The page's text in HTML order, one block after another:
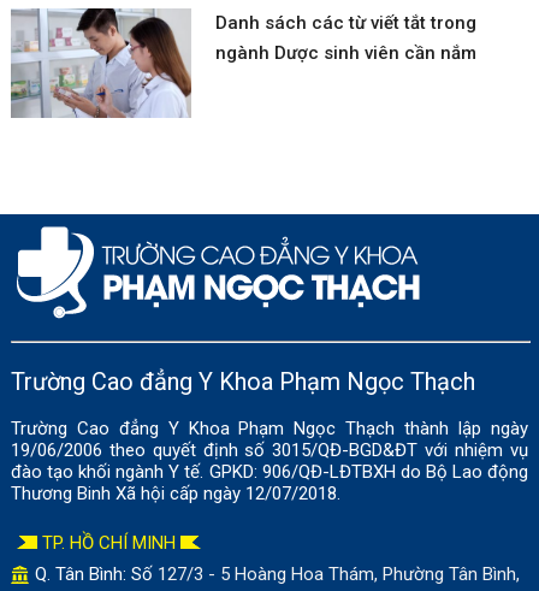
Danh sách các từ viết tắt trong
ngành Dược sinh viên cần nắm
Trường Cao đẳng Y Khoa Phạm Ngọc Thạch
Trường Cao đẳng Y Khoa Phạm Ngọc Thạch thành lập ngày
19/06/2006 theo quyết định số 3015/QĐ-BGD&ĐT với nhiệm vụ
đào tạo khối ngành Y tế. GPKD: 906/QĐ-LĐTBXH do Bộ Lao động
Thương Binh Xã hội cấp ngày 12/07/2018.
TP. HỒ CHÍ MINH
Q. Tân Bình: Số 127/3 - 5 Hoàng Hoa Thám, Phường Tân Bình,